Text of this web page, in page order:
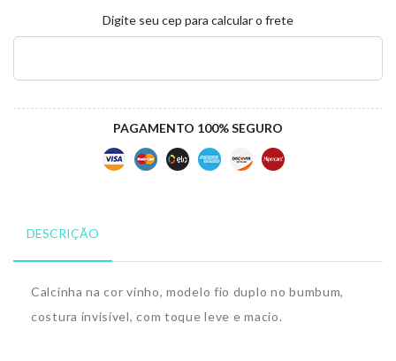
Digite seu cep para calcular o frete
PAGAMENTO 100% SEGURO
DESCRIÇÃO
Calcinha na cor vinho, modelo fio duplo no bumbum,
costura invisível, com toque leve e macio.